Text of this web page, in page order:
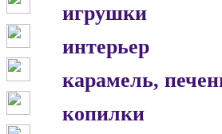
игрушки
интерьер
карамель,
копилки